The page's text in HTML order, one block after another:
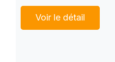
Voir le détail